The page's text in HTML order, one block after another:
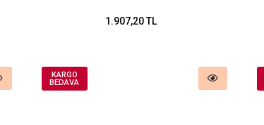
1.907,20 TL
KARGO
BEDAVA